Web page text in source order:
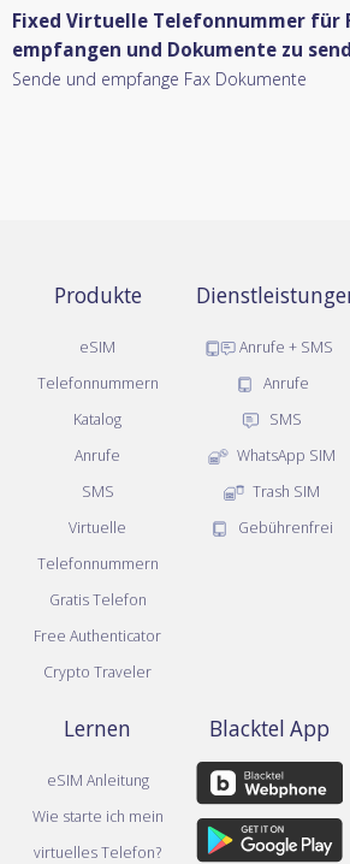
Fixed Virtuelle Telefonnummer für
empfangen und Dokumente zu
Sende und empfange Fax Dokumente
Produkte
eSIM
Telefonnummern
Katalog
Anrufe
SMS
Virtuelle
Telefonnummern
Gratis Telefon
Free Authenticator
Crypto Traveler
Anrufe + SMS
Anrufe
SMS
WhatsApp SIM
Trash SIM
Gebührenfrei
Lernen
eSIM Anleitung
Wie starte ich mein
virtuelles Telefon?
Blacktel App